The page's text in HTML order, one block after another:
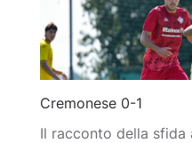
Cremonese 0-1
Il racconto della sfida